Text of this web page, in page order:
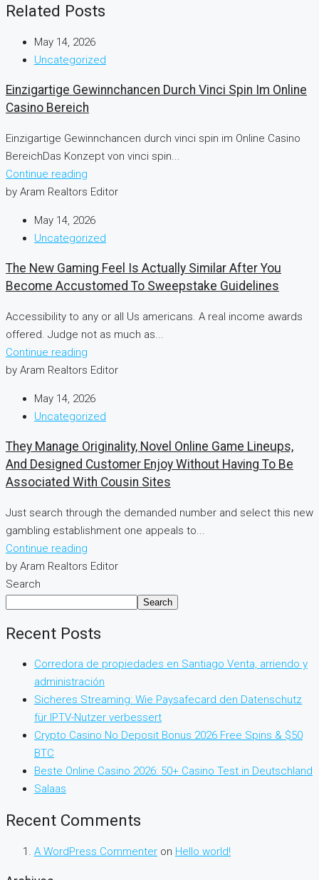
Related Posts
May 14, 2026
Uncategorized
Einzigartige Gewinnchancen Durch Vinci Spin Im Online
Casino Bereich
Einzigartige Gewinnchancen durch vinci spin im Online Casino
BereichDas Konzept von vinci spin...
Continue reading
by Aram Realtors Editor
May 14, 2026
Uncategorized
The New Gaming Feel Is Actually Similar After You
Become Accustomed To Sweepstake Guidelines
Accessibility to any or all Us americans. A real income awards
offered. Judge not as much as...
Continue reading
by Aram Realtors Editor
May 14, 2026
Uncategorized
They Manage Originality, Novel Online Game Lineups,
And Designed Customer Enjoy Without Having To Be
Associated With Cousin Sites
Just search through the demanded number and select this new
gambling establishment one appeals to...
Continue reading
by Aram Realtors Editor
Search
Search
Recent Posts
Corredora de propiedades en Santiago Venta, arriendo y
administración
Sicheres Streaming: Wie Paysafecard den Datenschutz
für IPTV-Nutzer verbessert
Crypto Casino No Deposit Bonus 2026 Free Spins & $50
BTC
Beste Online Casino 2026: 50+ Casino Test in Deutschland
Salaas
Recent Comments
A WordPress Commenter on Hello world!